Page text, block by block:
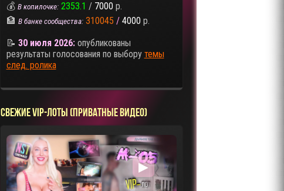
💰 В копилочке: 2353.1 / 7000 р.
🏦 В банке сообщества: 310045 / 4000 р.
📝 30 июля 2026:опубликованы
результаты голосования по выбору темы
след. ролика
СВЕЖИЕ VIP-ЛОТЫ (ПРИВАТНЫЕ ВИДЕО)
▶